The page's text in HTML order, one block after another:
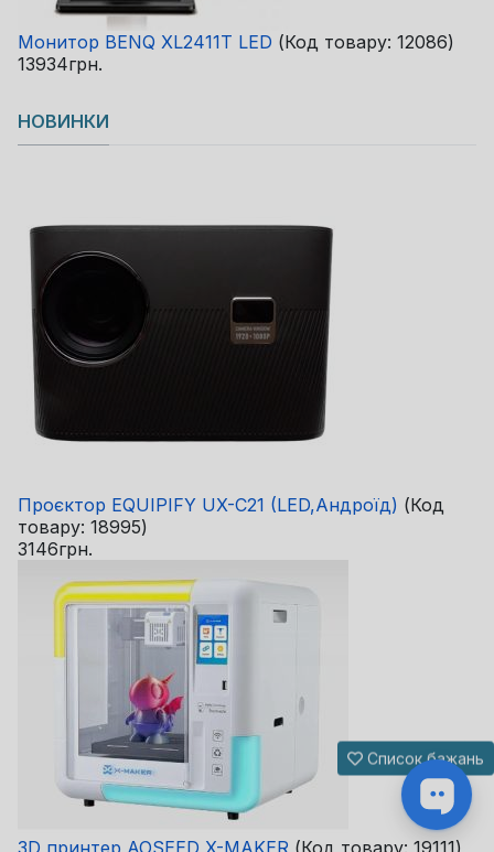
Монитор BENQ XL2411T LED (Код товару: 12086)
13934грн.
НОВИНКИ
Проєктор EQUIPIFY UX-C21 (LED,Андроїд) (Код
товару: 18995)
3146грн.
3D принтер AOSEED X-MAKER (Код товару: 19111)
Список бажань